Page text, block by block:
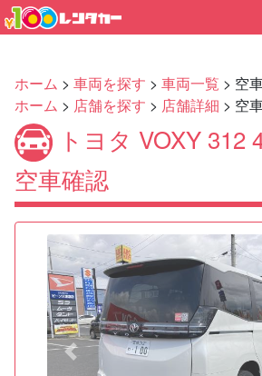
ホーム > 車両を探す > 車両一覧 > 空
ホーム > 店舗を探す > 店舗詳細 > 空
トヨタ VOXY 312
空車確認
Previous